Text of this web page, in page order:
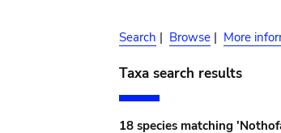
Search | Browse | More
Taxa search results
18 species matching